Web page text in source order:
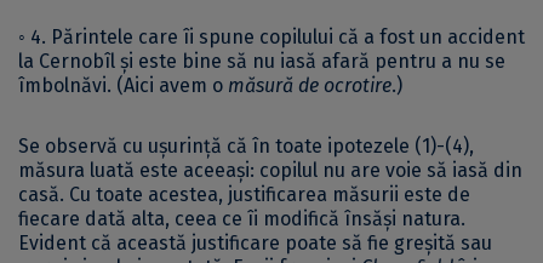
◦ 4. Părintele care îi spune copilului că a fost un accident
la Cernobîl și este bine să nu iasă afară pentru a nu se
îmbolnăvi. (Aici avem o măsură de ocrotire.)
Se observă cu ușurință că în toate ipotezele (1)-(4),
măsura luată este aceeași: copilul nu are voie să iasă din
casă. Cu toate acestea, justificarea măsurii este de
fiecare dată alta, ceea ce îi modifică însăși natura.
Evident că această justificare poate să fie greșită sau